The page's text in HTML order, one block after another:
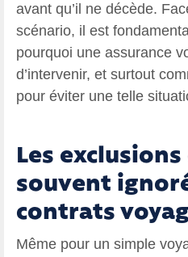
avant qu’il ne décède.
scénario, il est
pourquoi une assurance
d’intervenir, et surtout
pour éviter une telle
Les
souvent
contrats
Même pour un simple